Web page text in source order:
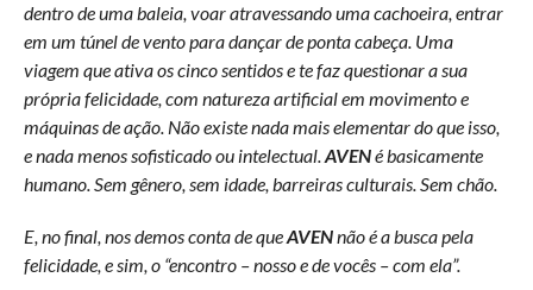
dentro de uma baleia, voar atravessando uma cachoeira, entrar
em um túnel de vento para dançar de ponta cabeça. Uma
viagem que ativa os cinco sentidos e te faz questionar a sua
própria felicidade, com natureza artificial em movimento e
máquinas de ação. Não existe nada mais elementar do que isso,
e nada menos sofisticado ou intelectual.AVENé basicamente
humano. Sem gênero, sem idade, barreiras culturais. Sem chão.
E, no final, nos demos conta de queAVENnão é a busca pela
felicidade, e sim, o “encontro – nosso e de vocês – com ela”.